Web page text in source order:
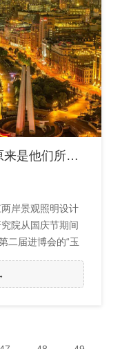
那场引爆外滩的“光影”秀，原来是他们所绘就！
岸景观照明设计
院从国庆节期间
二届进博会的“玉
的背后，是袁樵副
专业付出。
门开始主持《黄浦